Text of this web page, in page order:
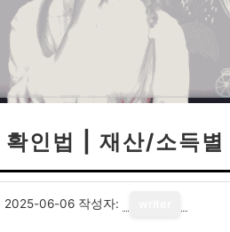
인법 | 재산/소득별
2025-06-06 작성자: